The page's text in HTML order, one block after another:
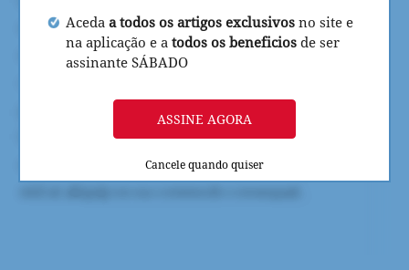
Aceda a todos os artigos exclusivos no site e
na aplicação e a todos os beneficios de ser
assinante SÁBADO
ASSINE AGORA
Cancele quando quiser